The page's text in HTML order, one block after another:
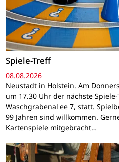
Spiele-Treff
08.08.2026
Neustadt in Holstein. Am
um 17.30 Uhr der nächste
Waschgrabenallee 7, statt.
99 Jahren sind willkommen.
Kartenspiele mitgebracht…